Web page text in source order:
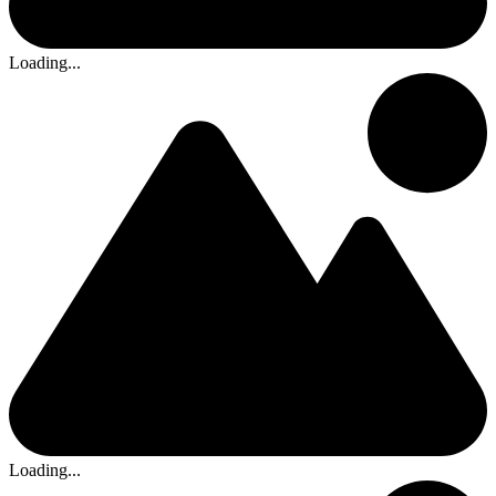
Loading...
Loading...